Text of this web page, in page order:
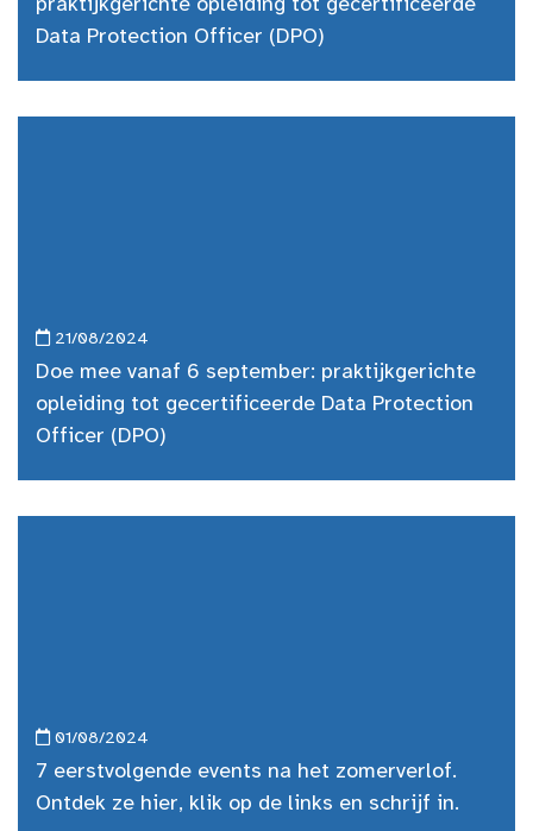
praktijkgerichte opleiding tot gecertificeerde
Data Protection Officer (DPO)
21/08/2024
Doe mee vanaf 6 september: praktijkgerichte
opleiding tot gecertificeerde Data Protection
Officer (DPO)
01/08/2024
7 eerstvolgende events na het zomerverlof.
Ontdek ze hier, klik op de links en schrijf in.